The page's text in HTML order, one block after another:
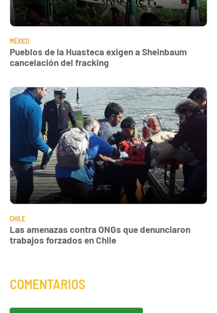
MÉXICO
Pueblos de la Huasteca exigen a Sheinbaum
cancelación del fracking
CHILE
Las amenazas contra ONGs que denunciaron
trabajos forzados en Chile
COMENTARIOS